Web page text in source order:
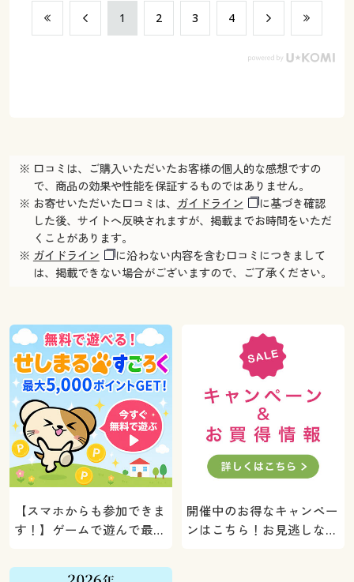
​1 ​2 ​3 ​4
※ 口コミは、ご購入いただいたお客様の個人的な感想ですの
で、商品の効果や性能を保証するものではありません。
※ お寄せいただいた口コミは、 ガイドライン
に基づき確認
した後、サイトへ反映されますが、掲載までお時間をいただ
くことがあります。
※ ガイドライン
に沿わない内容を含む口コミにつきまして
は、掲載できない場合がございますので、ご了承ください。
【スマホからも参加できま
す！】ゲームで遊んで最大
ト！
開催中のお得なキャンペー
ンはこちら！お見逃しな